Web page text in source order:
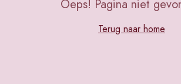
Oeps! Pagina niet
Terug naar home